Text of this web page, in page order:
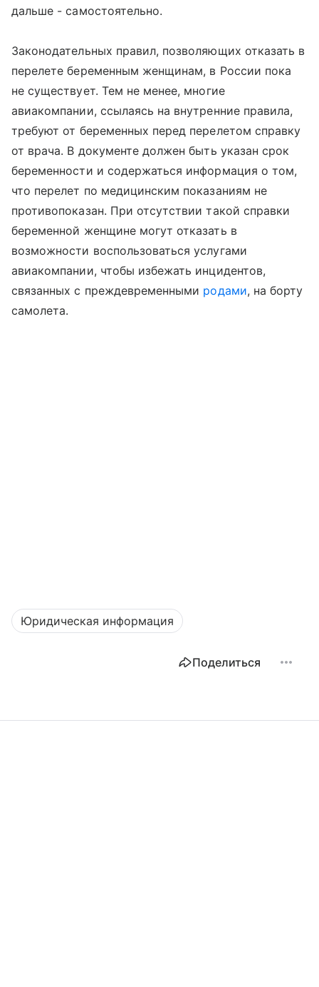
дальше - самостоятельно.
Законодательных правил, позволяющих отказать в
перелете беременным женщинам, в России пока
не существует. Тем не менее, многие
авиакомпании, ссылаясь на внутренние правила,
требуют от беременных перед перелетом справку
от врача. В документе должен быть указан срок
беременности и содержаться информация о том,
что перелет по медицинским показаниям не
противопоказан. При отсутствии такой справки
беременной женщине могут отказать в
возможности воспользоваться услугами
авиакомпании, чтобы избежать инцидентов,
связанных с преждевременными родами, на борту
самолета.
Юридическая информация
Поделиться